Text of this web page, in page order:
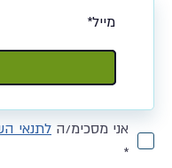
אני מסכימ/ה לתנאי
*